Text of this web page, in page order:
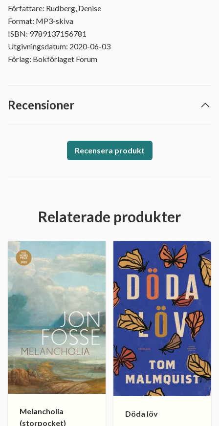
Författare: Rudberg, Denise
Format: MP3-skiva
ISBN: 9789137156781
Utgivningsdatum: 2020-06-03
Förlag: Bokförlaget Forum
Recensioner
Recensera produkt
Relaterade produkter
Melancholia
(storpocket)
Döda löv